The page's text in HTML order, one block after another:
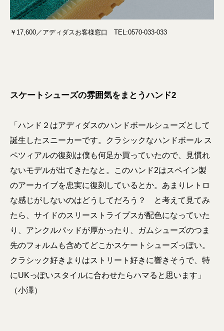
￥17,600／アディダスお客様窓口 TEL:0570-033-033
スケートシューズの雰囲気をまとうハンド2
「ハンド２はアディダスのハンドボールシューズとして
誕生したスニーカーです。クラシックなハンドボール ス
ペツィアルの復刻は僕も何足か買っていたので、見慣れ
ないモデルが出てきたなと。このハンド2はスペイン製
のアーカイブを忠実に復刻しているとか。あまりレトロ
な感じがしないのはどうしてだろう？ と考えて見てみ
たら、サイドのスリーストライプスが配色になっていた
り、アンクルパッドが厚かったり、ガムシューズのつま
先のフォルムも含めてどこかスケートシューズっぽい。
クラシック好きよりはストリート好きに響きそうで、特
にUKっぽいスタイルに合わせたらハマると思います」
（小澤）